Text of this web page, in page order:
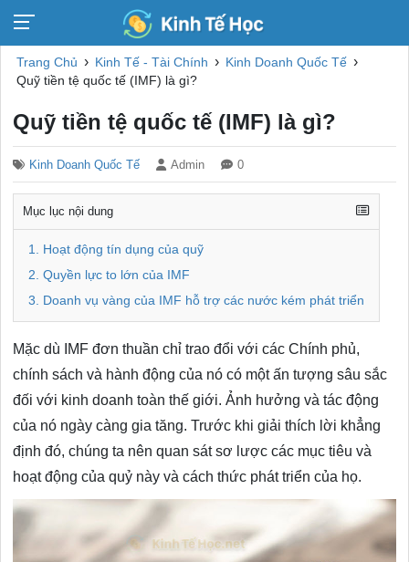
Trang Chủ › Kinh Tế - Tài Chính › Kinh Doanh Quốc Tế ›
Quỹ tiền tệ quốc tế (IMF) là gì?
Quỹ tiền tệ quốc tế (IMF) là gì?
Kinh Doanh Quốc Tế Admin 0
Mục lục nội dung
1. Hoạt động tín dụng của quỹ
2. Quyền lực to lớn của IMF
3. Doanh vụ vàng của IMF hỗ trợ các nước kém phát triển
Mặc dù IMF đơn thuần chỉ trao đổi với các Chính phủ,
chính sách và hành động của nó có một ấn tượng sâu sắc
đối với kinh doanh toàn thế giới. Ảnh hưởng và tác động
của nó ngày càng gia tăng. Trước khi giải thích lời khẳng
định đó, chúng ta nên quan sát sơ lược các mục tiêu và
hoạt động của quỷ này và cách thức phát triển của họ.